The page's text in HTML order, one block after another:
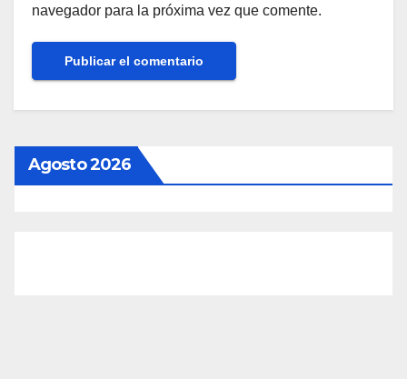
navegador para la próxima vez que comente.
Agosto 2026